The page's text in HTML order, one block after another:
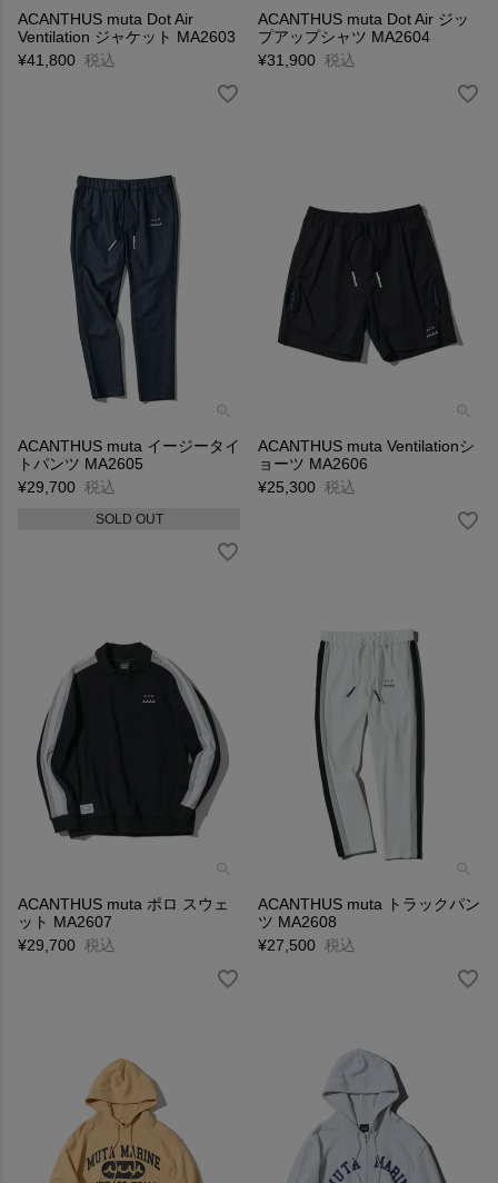
ACANTHUS muta Dot Air
Ventilation ジャケット MA2603
¥41,800 税込
ACANTHUS muta Dot Air ジッ
プアップシャツ MA2604
¥31,900 税込
ACANTHUS muta イージータイ
トパンツ MA2605
¥29,700 税込
SOLD OUT
ACANTHUS muta Ventilationシ
ョーツ MA2606
¥25,300 税込
ACANTHUS muta ポロ スウェ
ット MA2607
¥29,700 税込
ACANTHUS muta トラックパン
ツ MA2608
¥27,500 税込